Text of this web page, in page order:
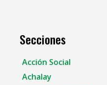
Secciones
Acción Social
Achalay